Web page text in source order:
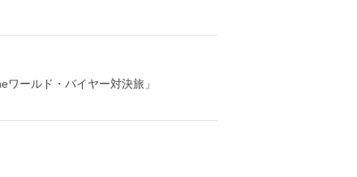
ワールド・バイヤー対決旅」